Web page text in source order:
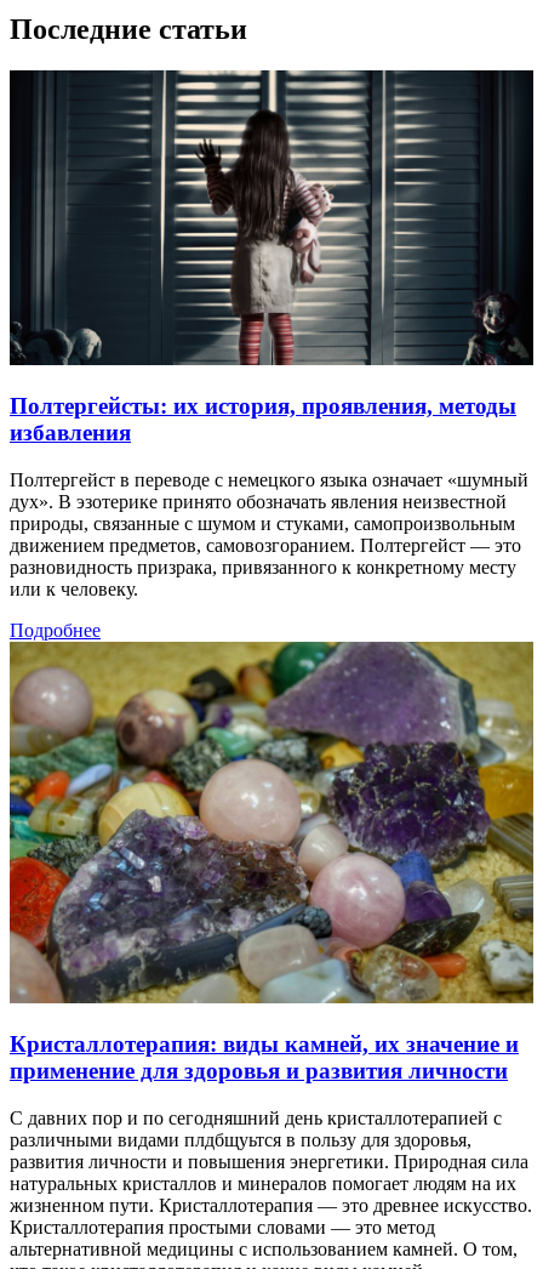
Последние статьи
Полтергейсты: их история, проявления, методы
избавления
Полтергейст в переводе с немецкого языка означает «шумный
дух». В эзотерике принято обозначать явления неизвестной
природы, связанные с шумом и стуками, самопроизвольным
движением предметов, самовозгоранием. Полтергейст — это
разновидность призрака, привязанного к конкретному месту
или к человеку.
Подробнее
Кристаллотерапия: виды камней, их значение и
применение для здоровья и развития личности
С давних пор и по сегодняшний день кристаллотерапией с
различными видами плдбщуьтся в пользу для здоровья,
развития личности и повышения энергетики. Природная сила
натуральных кристаллов и минералов помогает людям на их
жизненном пути. Кристаллотерапия — это древнее искусство.
Кристаллотерапия простыми словами — это метод
альтернативной медицины с использованием камней. О том,